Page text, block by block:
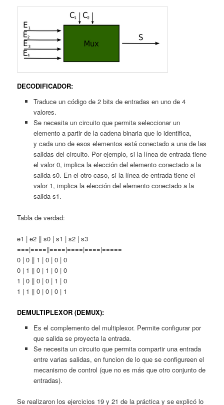
DECODIFICADOR:
Traduce un código de 2 bits de entradas en uno de 4
valores.
Se necesita un circuito que permita seleccionar un
elemento a partir de la cadena binaria que lo identifica,
y cada uno de esos elementos está conectado a una de las
salidas del circuito. Por ejemplo, si la línea de entrada tiene
el valor 0, implica la elección del elemento conectado a la
salida s0. En el otro caso, si la línea de entrada tiene el
valor 1, implica la elección del elemento conectado a la
salida s1.
Tabla de verdad:
e1 | e2 || s0 | s1 | s2 | s3
===|====||====|====|====|=====
0 | 0 || 1 | 0 | 0 | 0
0 | 1 || 0 | 1 | 0 | 0
1 | 0 || 0 | 0 | 1 | 0
1 | 1 || 0 | 0 | 0 | 1
DEMULTIPLEXOR (DEMUX):
Es el complemento del multiplexor. Permite configurar por
que salida se proyecta la entrada.
Se necesita un circuito que permita compartir una entrada
entre varias salidas, en funcion de lo que se configureen el
mecanismo de control (que no es más que otro conjunto de
entradas).
Se realizaron los ejercicios 19 y 21 de la práctica y se explicó lo